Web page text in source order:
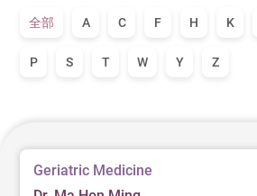
全部 A C F H K
P S T W Y Z
Geriatric Medicine